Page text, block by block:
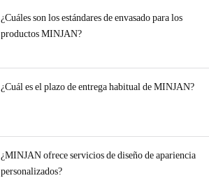
¿Cuáles son los estándares de envasado para los
productos MINJAN?
¿Cuál es el plazo de entrega habitual de MINJAN?
¿MINJAN ofrece servicios de diseño de apariencia
personalizados?